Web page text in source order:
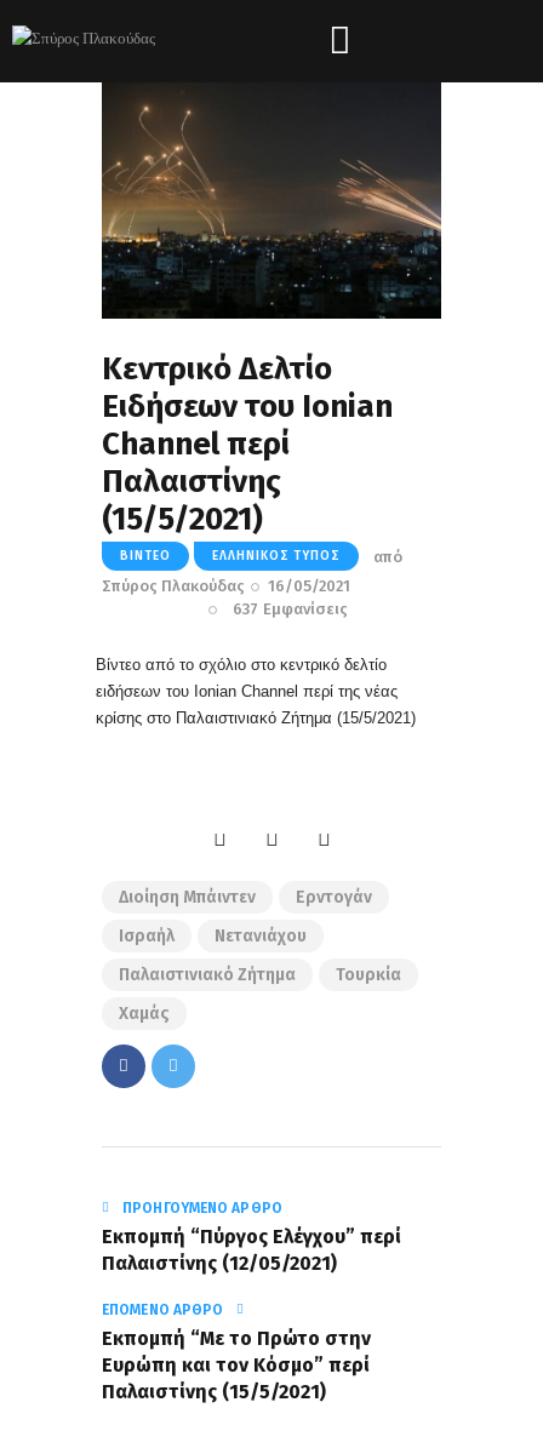
Κεντρικό Δελτίο
Ειδήσεων του Ionian
Channel περί
Παλαιστίνης
(15/5/2021)
ΒΊΝΤΕΟ ΕΛΛΗΝΙΚΌΣ ΤΎΠΟΣ
από
Σπύρος Πλακούδας
16/05/2021
637 Εμφανίσεις
Βίντεο από το σχόλιο στο κεντρικό δελτίο
ειδήσεων του Ionian Channel περί της νέας
κρίσης στο Παλαιστινιακό Ζήτημα (15/5/2021)
Διοίηση Μπάιντεν
Ερντογάν
Ισραήλ
Νετανιάχου
Παλαιστινιακό Ζήτημα
Τουρκία
Χαμάς
ΠΡΟΗΓΟΎΜΕΝΟ ΆΡΘΡΟ
Εκπομπή “Πύργος Ελέγχου” περί
Παλαιστίνης (12/05/2021)
ΕΠΌΜΕΝΟ ΆΡΘΡΟ
Εκπομπή “Με το Πρώτο στην
Ευρώπη και τον Κόσμο” περί
Παλαιστίνης (15/5/2021)